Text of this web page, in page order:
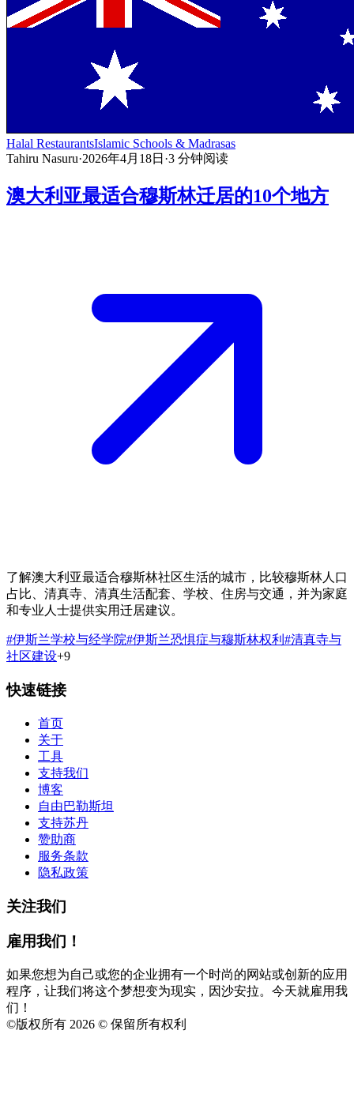
Halal RestaurantsIslamic Schools & Madrasas
Tahiru Nasuru·2026年4月18日 ·3 分钟阅读
澳大利亚最适合穆斯林迁居的10个地方
了解澳大利亚最适合穆斯林社区生活的城市，比较穆斯林人口
占比、清真寺、清真生活配套、学校、住房与交通，并为家庭
和专业人士提供实用迁居建议。
#伊斯兰学校与经学院#伊斯兰恐惧症与穆斯林权利 #清真寺与
社区建设+9
快速链接
首页
关于
工具
支持我们
博客
自由巴勒斯坦
支持苏丹
赞助商
服务条款
隐私政策
关注我们
雇用我们！
如果您想为自己或您的企业拥有一个时尚的网站或创新的应用
程序，让我们将这个梦想变为现实，因沙安拉。今天就雇用我
们！
©版权所有 2026 © 保留所有权利